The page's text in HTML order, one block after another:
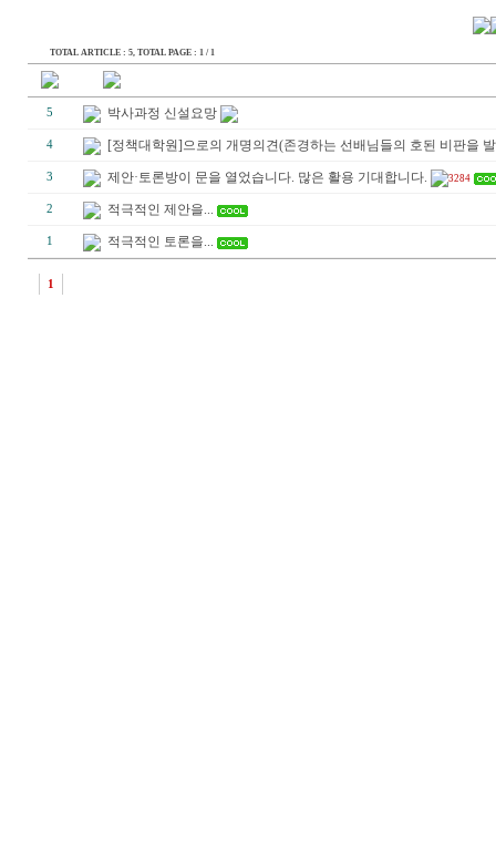
TOTAL ARTICLE : 5, TOTAL PAGE : 1 / 1
5 박사과정 신설요망
4 [정책대학원]으로의 개명의견(존경하는 선배님들의 호된 비판을
3 제안·토론방이 문을 열었습니다. 많은 활용 기대합니다. 3284
2 적극적인 제안을...
1 적극적인 토론을...
1